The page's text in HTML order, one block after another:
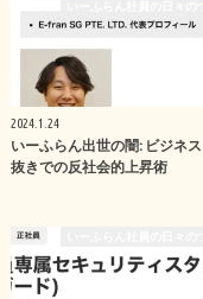
2024.1.24
いーふらん出世の闇: ビジネ
抜きでの反社会的上昇術